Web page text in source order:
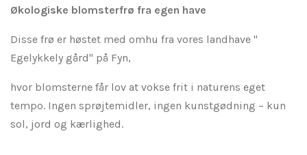
Økologiske blomsterfrø fra egen have
Disse frø er høstet med omhu fra vores landhave "
Egelykkely gård" på Fyn,
hvor blomsterne får lov at vokse frit i naturens eget
tempo. Ingen sprøjtemidler, ingen kunstgødning – kun
sol, jord og kærlighed.